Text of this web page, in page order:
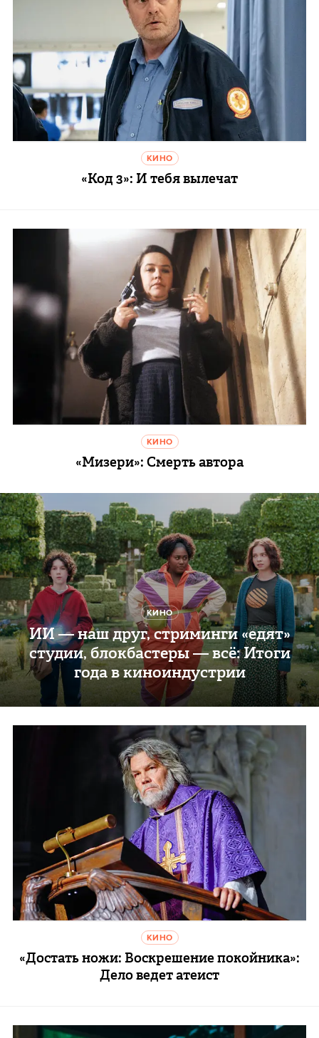
КИНО
«Код 3»: И тебя вылечат
КИНО
«Мизери»: Смерть автора
КИНО
ИИ — наш друг, стриминги «едят»
студии, блокбастеры — всё: Итоги
года в киноиндустрии
КИНО
«Достать ножи: Воскрешение покойника»:
Дело ведет атеист